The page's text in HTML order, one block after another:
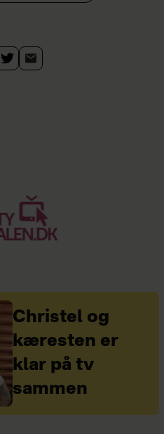
Christel og
kæresten er
klar på tv
sammen